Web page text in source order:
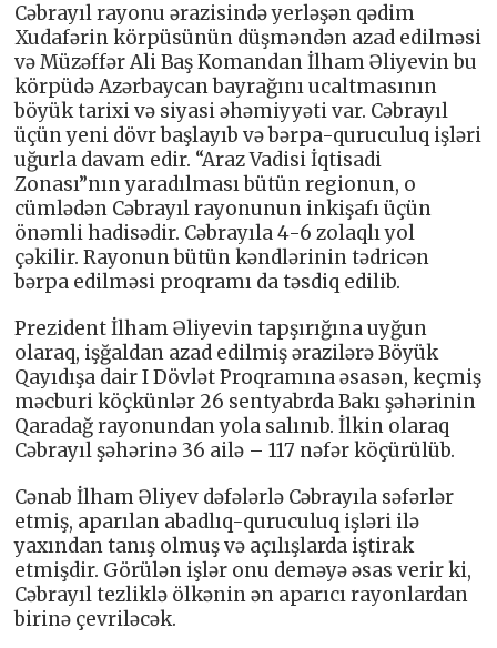
Cəbrayıl rayonu ərazisində yerləşən qədim
Xudafərin körpüsünün düşməndən azad edilməsi
və Müzəffər Ali Baş Komandan İlham Əliyevin bu
körpüdə Azərbaycan bayrağını ucaltmasının
böyük tarixi və siyasi əhəmiyyəti var. Cəbrayıl
üçün yeni dövr başlayıb və bərpa-quruculuq işləri
uğurla davam edir. “Araz Vadisi İqtisadi
Zonası”nın yaradılması bütün regionun, o
cümlədən Cəbrayıl rayonunun inkişafı üçün
önəmli hadisədir. Cəbrayıla 4-6 zolaqlı yol
çəkilir. Rayonun bütün kəndlərinin tədricən
bərpa edilməsi proqramı da təsdiq edilib.
Prezident İlham Əliyevin tapşırığına uyğun
olaraq, işğaldan azad edilmiş ərazilərə Böyük
Qayıdışa dair I Dövlət Proqramına əsasən, keçmiş
məcburi köçkünlər 26 sentyabrda Bakı şəhərinin
Qaradağ rayonundan yola salınıb. İlkin olaraq
Cəbrayıl şəhərinə 36 ailə – 117 nəfər köçürülüb.
Cənab İlham Əliyev dəfələrlə Cəbrayıla səfərlər
etmiş, aparılan abadlıq-quruculuq işləri ilə
yaxından tanış olmuş və açılışlarda iştirak
etmişdir. Görülən işlər onu deməyə əsas verir ki,
Cəbrayıl tezliklə ölkənin ən aparıcı rayonlardan
birinə çevriləcək.